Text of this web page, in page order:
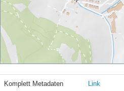
Komplett Metadaten Link